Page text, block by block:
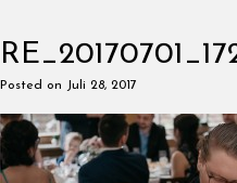
Posted on Juli 28, 2017